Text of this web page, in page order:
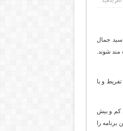
جمال
مند شوند.
و یا
کم و بیش
را